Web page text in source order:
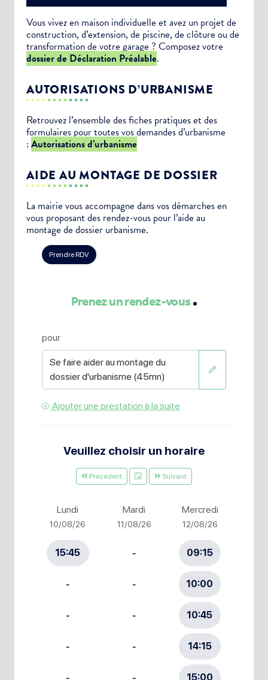
Vous vivez en maison individuelle et avez un projet de
construction, d’extension, de piscine, de clôture ou de
transformation de votre garage ? Composez votre
dossier de Déclaration Préalable.
AUTORISATIONS D’URBANISME
Retrouvez l’ensemble des fiches pratiques et des
formulaires pour toutes vos demandes d’urbanisme
: Autorisations d’urbanisme
AIDE AU MONTAGE DE DOSSIER
La mairie vous accompagne dans vos démarches en
vous proposant des rendez-vous pour l’aide au
montage de dossier urbanisme.